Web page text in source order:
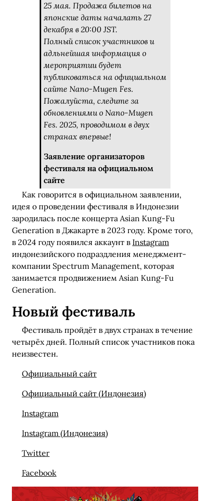
25 мая. Продажа билетов на
японские даты началать 27
декабря в 20:00 JST.
Полный список участников и
адльнейшая информация о
мероприятии будет
публиковаться на официальном
сайте Nano-Mugen Fes.
Пожалуйста, следите за
обновлениями о Nano-Mugen
Fes. 2025, проводимом в двух
странах впервые!
Заявление организаторов
фестиваля на официальном
сайте
Как говорится в официальном заявлении,
идея о проведении фестиваля в Индонезии
зародилась после концерта Asian Kung-Fu
Generation в Джакарте в 2023 году. Кроме того,
в 2024 году появился аккаунт в Instagram
индонезийского подраздления менеджмент-
компании Spectrum Management, которая
занимается продвижением Asian Kung-Fu
Generation.
Новый фестиваль
Фестиваль пройдёт в двух странах в течение
четырёх дней. Полный список участников пока
неизвестен.
Официальный сайт
Официальный сайт (Индонезия)
Instagram
Instagram (Индонезия)
Twitter
Facebook